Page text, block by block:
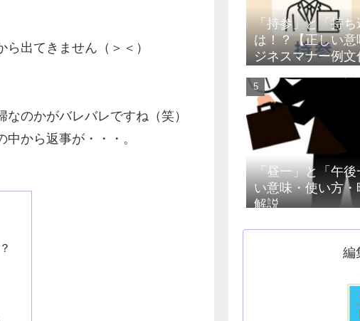
出てきません（＞＜）
のかがバレバレですね（笑）
から返事が・・・。
「持参」と「持
は！？【正しい
ジネスマナー例文
「昼一」と「午
い意味・使い方
解説
編